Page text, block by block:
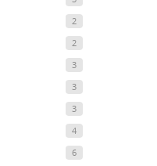
2
2
3
3
3
4
6